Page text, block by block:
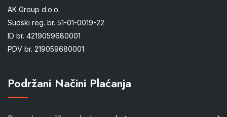
AK Group d.o.o.
Sudski reg. br. 51-01-0019-22
ID br. 4219059680001
PDV br. 219059680001
Podržani Načini Plaćanja